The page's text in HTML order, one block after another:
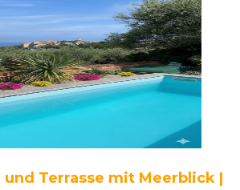
Terrasse mit Meerblick |